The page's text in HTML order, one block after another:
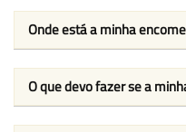
Onde está a minha
O que devo fazer se a